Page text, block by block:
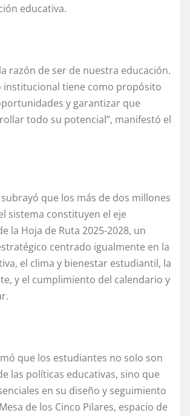
educativa.
razón de ser de nuestra educación.
institucional tiene como propósito
y garantizar que
todo su potencial”, manifestó el
que los más de dos millones
sistema constituyen el eje
la Hoja de Ruta 2025-2028, un
centrado igualmente en la
el clima y bienestar estudiantil, la
y el cumplimiento del calendario y
que los estudiantes no solo son
las políticas educativas, sino que
en su diseño y seguimiento
de los Cinco Pilares, espacio de